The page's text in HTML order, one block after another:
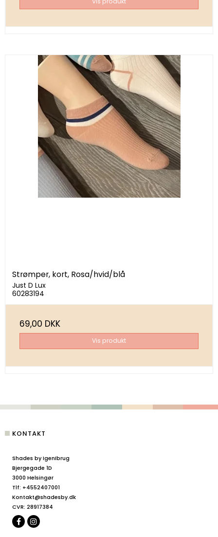
Strømper, kort, Rosa/hvid/blå
Just D Lux
60283194
69,00 DKK
Vis produkt
KONTAKT
Shades by IgenIbrug
Bjergegade 1D
3000 Helsingør
Tlf: +4552407001
Kontakt@shadesby.dk
CVR: 28917384